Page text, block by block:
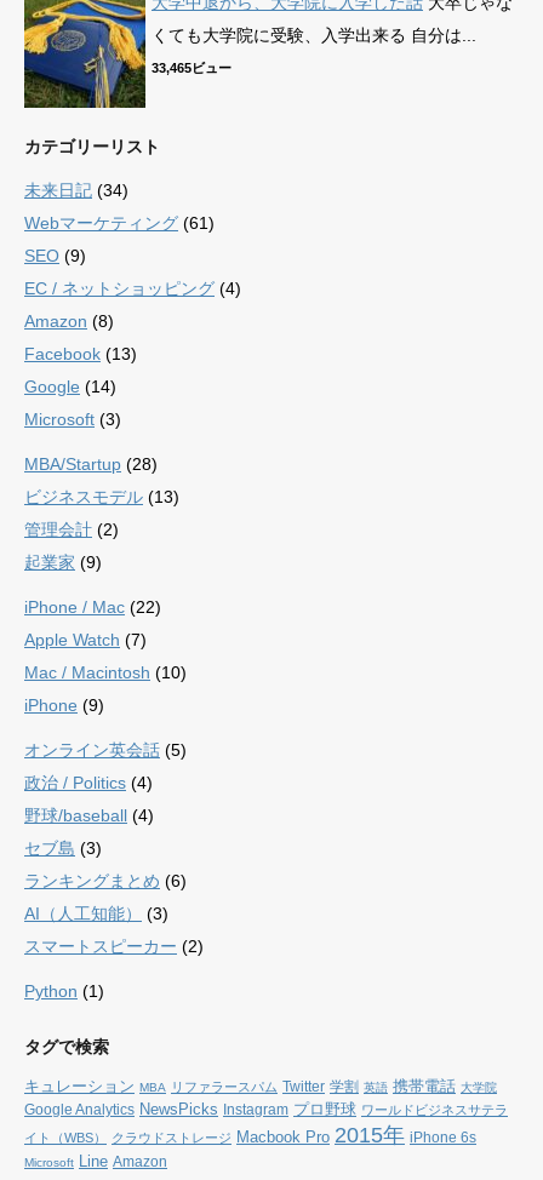
くても大学院に受験、入学出来る 自分は...
33,465ビュー
カテゴリーリスト
未来日記 (34)
Webマーケティング (61)
SEO (9)
EC / ネットショッピング (4)
Amazon (8)
Facebook (13)
Google (14)
Microsoft (3)
MBA/Startup (28)
ビジネスモデル (13)
管理会計 (2)
起業家 (9)
iPhone / Mac (22)
Apple Watch (7)
Mac / Macintosh (10)
iPhone (9)
オンライン英会話 (5)
政治 / Politics (4)
野球/baseball (4)
セブ島 (3)
ランキングまとめ (6)
AI（人工知能）
(3)
スマートスピーカー (2)
Python (1)
タグで検索
キュレーション MBA リファラースパム Twitter 学割 英語 携帯電話 大学院
Google Analytics NewsPicks Instagram プロ野球 ワールドビジネスサテラ
イト（WBS）
クラウドストレージ Macbook Pro 2015年 iPhone 6s
Microsoft Line Amazon